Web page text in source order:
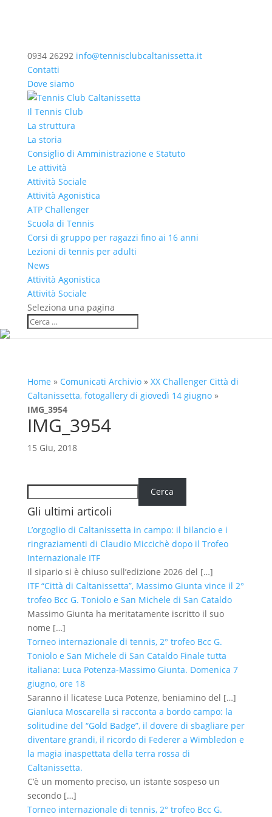
0934 26292 info@tennisclubcaltanissetta.it
Contatti
Dove siamo
Il Tennis Club
La struttura
La storia
Consiglio di Amministrazione e Statuto
Le attività
Attività Sociale
Attività Agonistica
ATP Challenger
Scuola di Tennis
Corsi di gruppo per ragazzi fino ai 16 anni
Lezioni di tennis per adulti
News
Attività Agonistica
Attività Sociale
Seleziona una pagina
Home » Comunicati Archivio» XX Challenger Città di
Caltanissetta, fotogallery di giovedì 14 giugno»
IMG_3954
IMG_3954
15 Giu, 2018
Cerca
Cerca
Gli ultimi articoli
L’orgoglio di Caltanissetta in campo: il bilancio e i
ringraziamenti di Claudio Miccichè dopo il Trofeo
Internazionale ITF
Il sipario si è chiuso sull’edizione 2026 del […]
ITF “Città di Caltanissetta”, Massimo Giunta vince il 2°
trofeo Bcc G. Toniolo e San Michele di San Cataldo
Massimo Giunta ha meritatamente iscritto il suo
nome […]
Torneo internazionale di tennis, 2° trofeo Bcc G.
Toniolo e San Michele di San Cataldo Finale tutta
italiana: Luca Potenza-Massimo Giunta. Domenica 7
giugno, ore 18
Saranno il licatese Luca Potenze, beniamino del […]
Gianluca Moscarella si racconta a bordo campo: la
solitudine del “Gold Badge”, il dovere di sbagliare per
diventare grandi, il ricordo di Federer a Wimbledon e
la magia inaspettata della terra rossa di
Caltanissetta.
C’è un momento preciso, un istante sospeso un
secondo […]
Torneo internazionale di tennis, 2° trofeo Bcc G.